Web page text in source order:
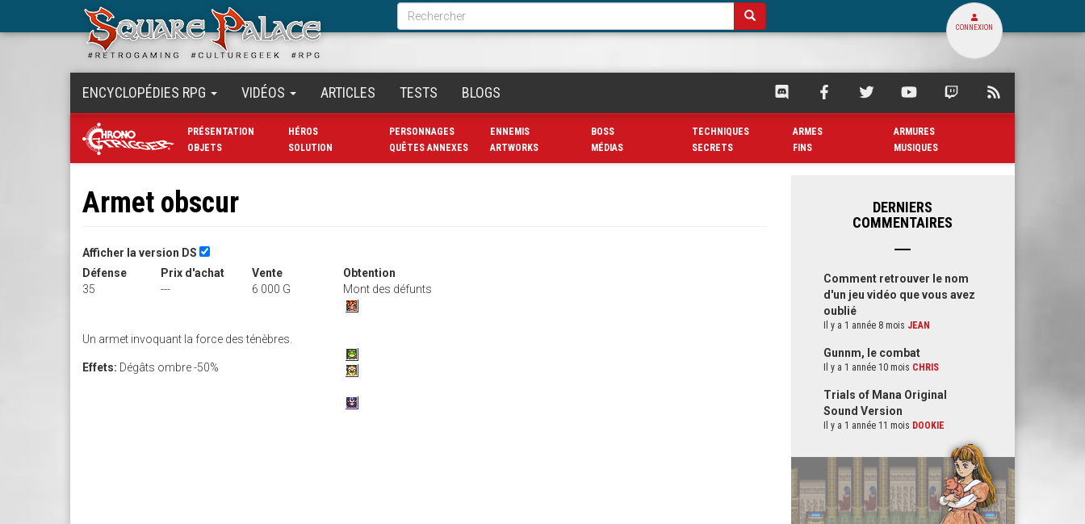
Formulaire
de
recherche
Rechercher
CONNEXION
ENCYCLOPÉDIES RPG VIDÉOS ARTICLES TESTS BLOGS
SQUARE
SUR
DISCORD
SQUARE
FACEBOOK
SQUARE
SUR
TWITTER
SQUARE
SUR
YOUTUBE
SQUARE
PRÉSENTATION HÉROS PERSONNAGES ENNEMIS BOSS TECHNIQUES ARMES
ARMURES
OBJETS
SOLUTION QUÊTES ANNEXES ARTWORKS MÉDIAS SECRETS FINS MUSIQUES
Armet obscur
Afficher la version DS
Défense
Prix d'achat Vente
Obtention
35
--- 6 000 G Mont des défunts
Un armet invoquant la force des ténèbres.
Effets: Dégâts ombre -50%
DERNIERS
COMMENTAIRES
Comment retrouver le nom
d'un jeu vidéo que vous avez
oublié
Il y a 1 année 8 mois JEAN
Gunnm, le combat
Il y a 1 année 10 mois CHRIS
Trials of Mana Original
Sound Version
Il y a 1 année 11 mois DOOKIE